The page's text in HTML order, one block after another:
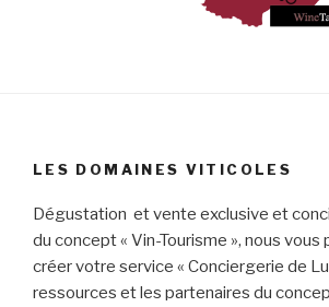
LES DOMAINES VITICOLES
Dégustation et vente exclusive et
du concept « Vin-Tourisme », nous vous
créer votre service « Conciergerie de
ressources et les partenaires du